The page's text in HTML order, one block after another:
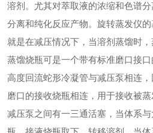
溶剂。尤其对萃取液的浓缩和色谱
分离和纯化反应产物。旋转蒸发仪
就是在减压情况下，当溶剂蒸馏时
蒸馏烧瓶可是一个带有标准磨口接
高度回流蛇形冷凝管与减压泵相连
磨口的接收烧瓶相连，用于接收被
减压泵之间有一三通活塞，当体系